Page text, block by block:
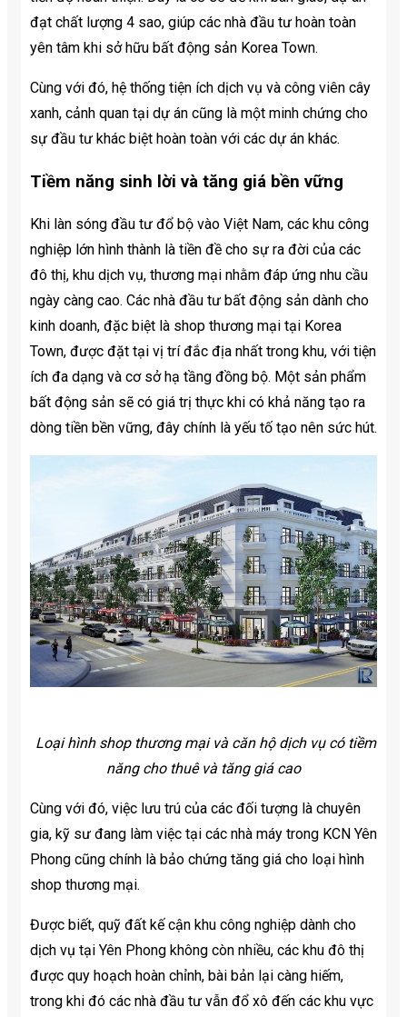
đạt chất lượng 4 sao, giúp các nhà đầu tư hoàn toàn
yên tâm khi sở hữu bất động sản Korea Town.
Cùng với đó, hệ thống tiện ích dịch vụ và công viên cây
xanh, cảnh quan tại dự án cũng là một minh chứng cho
sự đầu tư khác biệt hoàn toàn với các dự án khác.
Tiềm năng sinh lời và tăng giá bền vững
Khi làn sóng đầu tư đổ bộ vào Việt Nam, các khu công
nghiệp lớn hình thành là tiền đề cho sự ra đời của các
đô thị, khu dịch vụ, thương mại nhằm đáp ứng nhu cầu
ngày càng cao. Các nhà đầu tư bất động sản dành cho
kinh doanh, đặc biệt là shop thương mại tại Korea
Town, được đặt tại vị trí đắc địa nhất trong khu, với tiện
ích đa dạng và cơ sở hạ tầng đồng bộ. Một sản phẩm
bất động sản sẽ có giá trị thực khi có khả năng tạo ra
dòng tiền bền vững, đây chính là yếu tố tạo nên sức hút.
Loại hình shop thương mại và căn hộ dịch vụ có tiềm
năng cho thuê và tăng giá cao
Cùng với đó, việc lưu trú của các đối tượng là chuyên
gia, kỹ sư đang làm việc tại các nhà máy trong KCN Yên
Phong cũng chính là bảo chứng tăng giá cho loại hình
shop thương mại.
Được biết, quỹ đất kế cận khu công nghiệp dành cho
dịch vụ tại Yên Phong không còn nhiều, các khu đô thị
được quy hoạch hoàn chỉnh, bài bản lại càng hiếm,
trong khi đó các nhà đầu tư vẫn đổ xô đến các khu vực